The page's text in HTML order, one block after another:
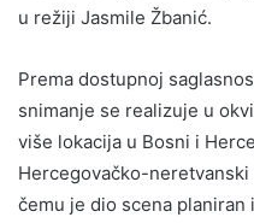
u režiji Jasmile Žbanić.
Prema dostupnoj
snimanje se realizuje u
više lokacija u Bosni i
Hercegovačko-
čemu je dio scena planiran